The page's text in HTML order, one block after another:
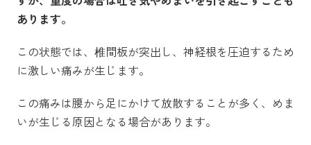
あります。
この状態では、椎間板が突出し、神経根を圧迫するため
に激しい痛みが生じます。
この痛みは腰から足にかけて放散することが多く、めま
いが生じる原因となる場合があります。